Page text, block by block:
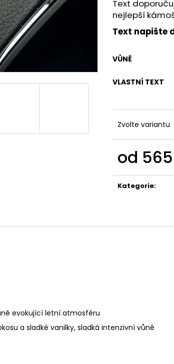
Text
nejlepší
Text napište
VŮNĚ
VLASTNÍ TEXT
Zvolte variantu
od
Kategorie:
evokující letní atmosféru
a sladké vanilky, sladká intenzivní vůně
Kč